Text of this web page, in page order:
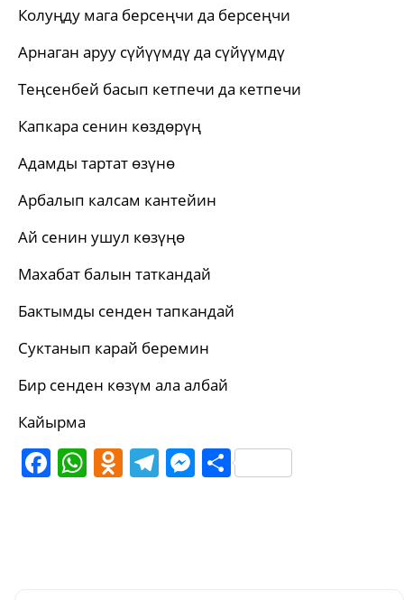
Колуңду мага берсеңчи да берсеңчи
Арнаган аруу сүйүүмдү да сүйүүмдү
Теңсенбей басып кетпечи да кетпечи
Капкара сенин көздөрүң
Адамды тартат өзүнө
Арбалып калсам кантейин
Ай сенин ушул көзүңө
Махабат балын таткандай
Бактымды сенден тапкандай
Суктанып карай беремин
Бир сенден көзүм ала албай
Кайырма
Facebook
WhatsApp
Odnoklassniki
Telegram
Messenger
Share